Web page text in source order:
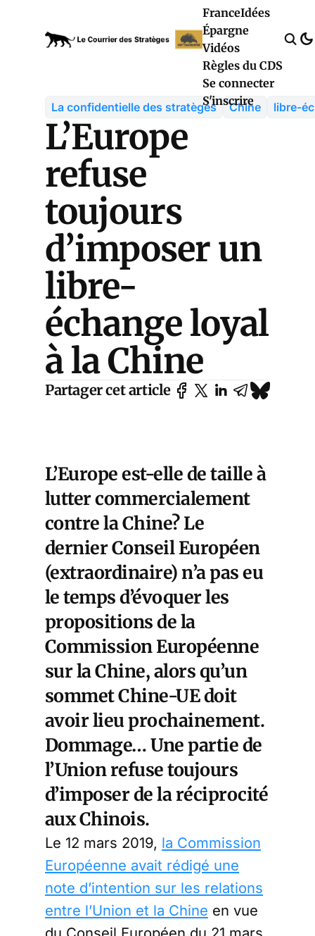
FranceIdées
Épargne
Vidéos
Règles du CDS
Se connecter
S'inscrire
La confidentielle des stratèges Chine libre-
L’Europe
refuse
toujours
d’imposer un
libre-
échange loyal
à la Chine
Partager cet article
L’Europe est-elle de taille à
lutter commercialement
contre la Chine? Le
dernier Conseil Européen
(extraordinaire) n’a pas eu
le temps d’évoquer les
propositions de la
Commission Européenne
sur la Chine, alors qu’un
sommet Chine-UE doit
avoir lieu prochainement.
Dommage… Une partie de
l’Union refuse toujours
d’imposer de la réciprocité
aux Chinois.
Le 12 mars 2019, la Commission
Européenne avait rédigé une
note d’intention sur les relations
entre l’Union et la Chine en vue